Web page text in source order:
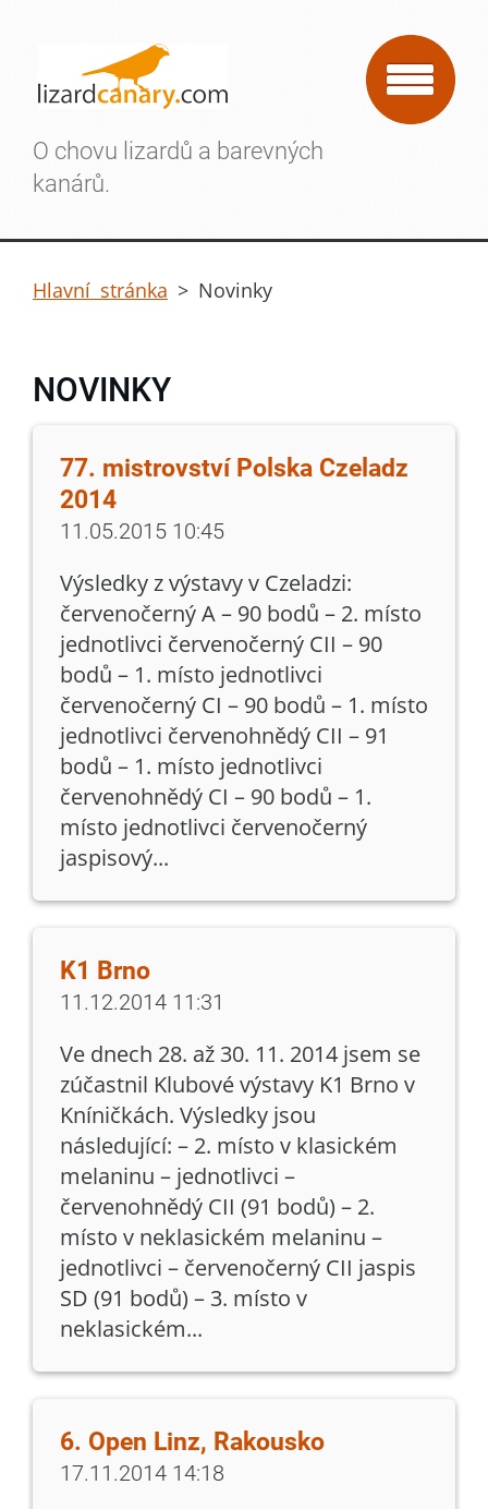
O chovu lizardů a barevných
kanárů.
Hlavní stránka > Novinky
NOVINKY
77. mistrovství Polska Czeladz
2014
11.05.2015 10:45
Výsledky z výstavy v Czeladzi:
červenočerný A – 90 bodů – 2. místo
jednotlivci červenočerný CII – 90
bodů – 1. místo jednotlivci
červenočerný CI – 90 bodů – 1. místo
jednotlivci červenohnědý CII – 91
bodů – 1. místo jednotlivci
červenohnědý CI – 90 bodů – 1.
místo jednotlivci červenočerný
jaspisový...
K1 Brno
11.12.2014 11:31
Ve dnech 28. až 30. 11. 2014 jsem se
zúčastnil Klubové výstavy K1 Brno v
Kníničkách. Výsledky jsou
následující: – 2. místo v klasickém
melaninu – jednotlivci –
červenohnědý CII (91 bodů) – 2.
místo v neklasickém melaninu –
jednotlivci – červenočerný CII jaspis
SD (91 bodů) – 3. místo v
neklasickém...
6. Open Linz, Rakousko
17.11.2014 14:18